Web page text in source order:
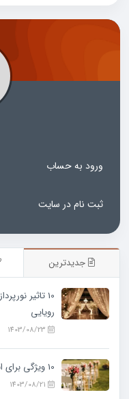
ورود به حساب
ثبت نام در سایت
جدیدترین
10 تاثیر
رویایی
10 ویژگی‌ برای انتخاب یک تالار مناسب عروسی